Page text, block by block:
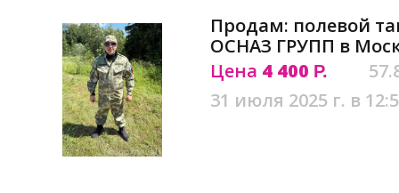
Продам: полевой
ОСНАЗ ГРУПП в
Цена 4 400 Р.
31 июля 2025 г. в